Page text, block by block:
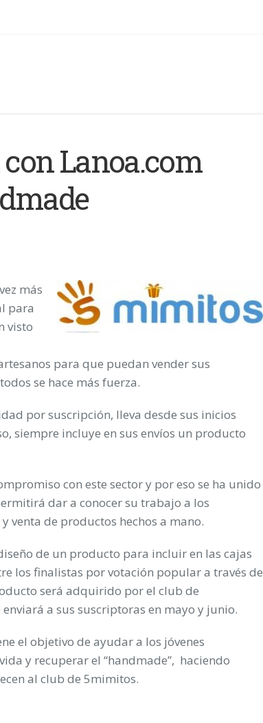
Lanoa.com
más
para
visto
para que puedan vender sus
se hace más fuerza.
por suscripción, lleva desde sus inicios
siempre incluye en sus envíos un producto
con este sector y por eso se ha unido
dar a conocer su trabajo a los
venta de productos hechos a mano.
de un producto para incluir en las cajas
los finalistas por votación popular a través de
será adquirido por el club de
a sus suscriptoras en mayo y junio.
el objetivo de ayudar a los jóvenes
y recuperar el “handmade”, haciendo
al club de 5mimitos.